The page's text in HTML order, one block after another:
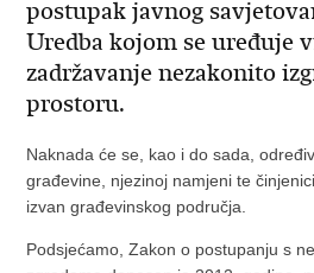
postupak javnog
Uredba kojom se uređuje
zadržavanje nezakonito
prostoru.
Naknada će se, kao i do sada,
građevine, njezinoj namjeni te
izvan građevinskog područja.
Podsjećamo, Zakon o postupanju s